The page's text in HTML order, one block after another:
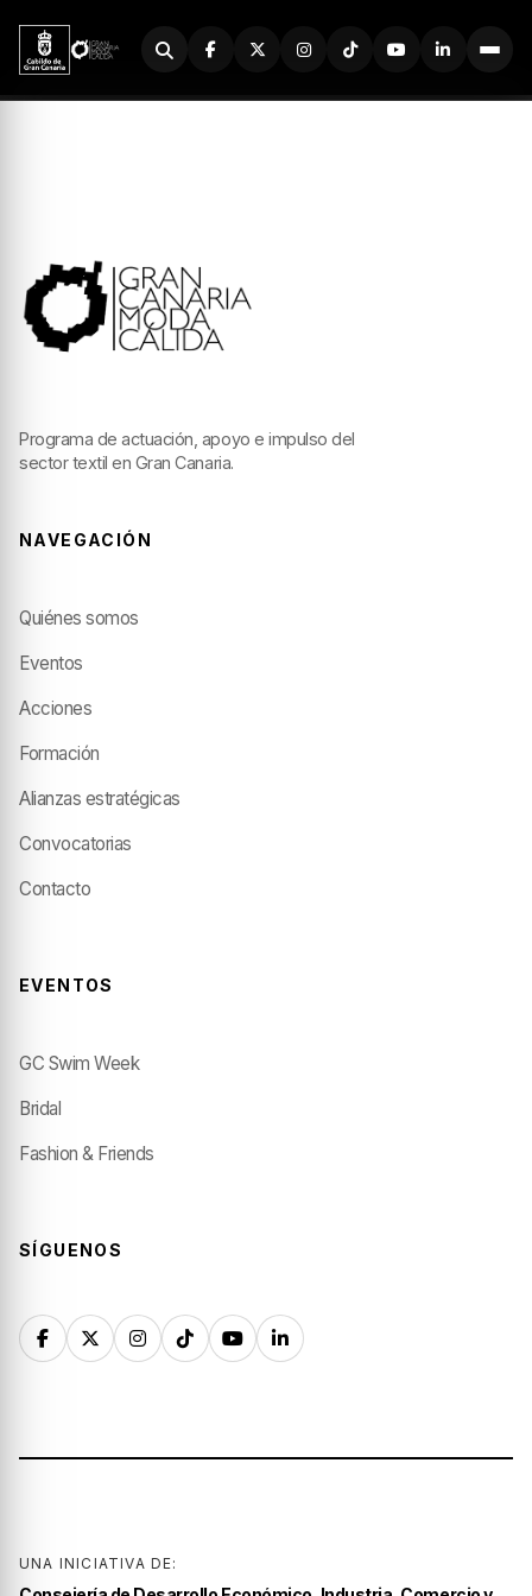
Buscador
Programa de actuación, apoyo e impulso del
sector textil en Gran Canaria.
NAVEGACIÓN
Quiénes somos
Eventos
Acciones
Formación
Alianzas estratégicas
Convocatorias
Contacto
EVENTOS
GC Swim Week
Bridal
Fashion & Friends
SÍGUENOS
UNA INICIATIVA DE: